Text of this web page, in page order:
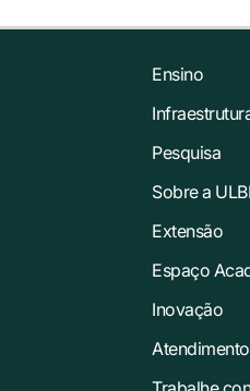
Ensino
Pesquisa
Sobre a
Extensão
Espaço
Inovação
Atendimento